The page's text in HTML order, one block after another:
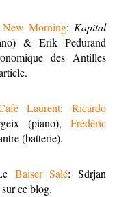
New Morning: Kapital
& Erik Pedurand
des Antilles
Laurent:Ricardo
(piano), Frédéric
(batterie).
Baiser Salé: Sdrjan
ce blog.